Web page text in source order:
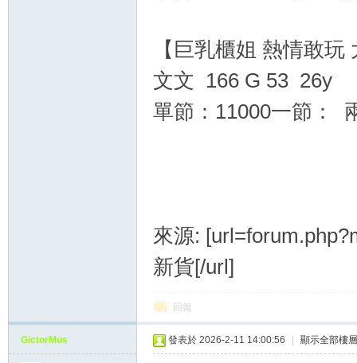
【巨乳櫃姐 熱情敢玩
文文 166 G 53 26y
單節：11000一節：
來源:
新貨[/url]
回復
GictorMus 發表於 2026-2-11 14:00:56 顯示全部樓層